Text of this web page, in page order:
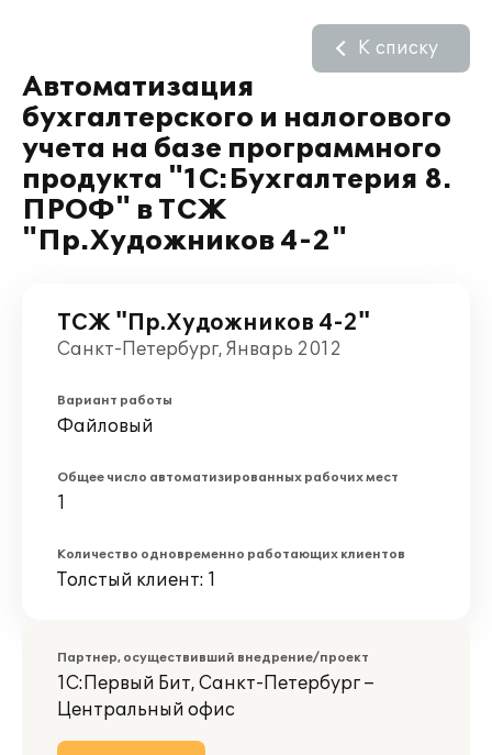
Автоматизация
бухгалтерского и налогового
учета на базе программного
продукта "1С:Бухгалтерия 8.
ПРОФ" в ТСЖ
"Пр.Художников 4-2"
К списку
ТСЖ "Пр.Художников 4-2"
Санкт-Петербург, Январь 2012
Вариант работы
Файловый
Общее число автоматизированных рабочих мест
1
Количество одновременно работающих клиентов
Толстый клиент: 1
Партнер, осуществивший внедрение/проект
1С:Первый Бит, Санкт-Петербург –
Центральный офис